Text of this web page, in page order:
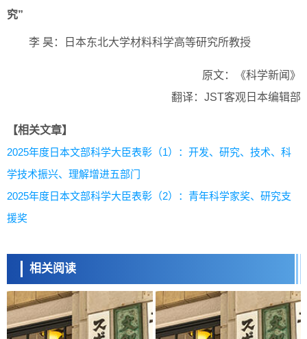
究”
李 昊：日本东北大学材料科学高等研究所教授
原文：《科学新闻》
翻译：JST客观日本编辑部
【相关文章】
2025年度日本文部科学大臣表彰（1）：开发、研究、技术、科
学技术振兴、理解增进五部门
2025年度日本文部科学大臣表彰（2）：青年科学家奖、研究支
援奖
相关阅读